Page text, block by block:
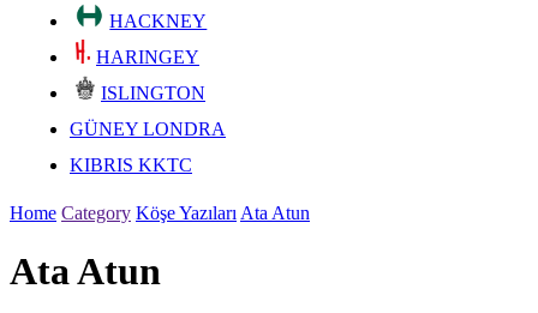
HACKNEY
HARINGEY
ISLINGTON
GÜNEY LONDRA
KIBRIS KKTC
Home Category Köşe Yazıları Ata Atun
Ata Atun